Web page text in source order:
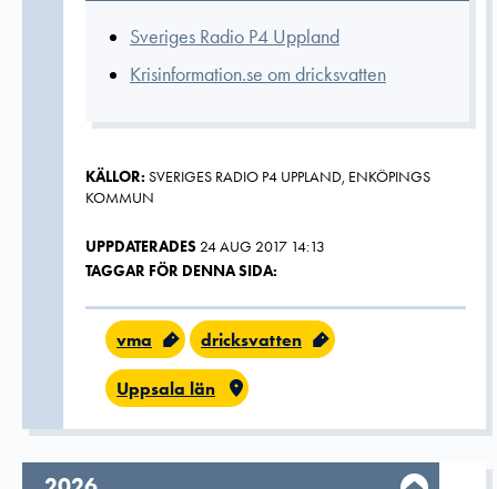
Sveriges Radio P4 Uppland
Krisinformation.se om dricksvatten
KÄLLOR: SVERIGES RADIO P4 UPPLAND, ENKÖPINGS
KOMMUN
UPPDATERADES 24 AUG 2017 14:13
TAGGAR FÖR DENNA SIDA:
vma dricksvatten
Uppsala län